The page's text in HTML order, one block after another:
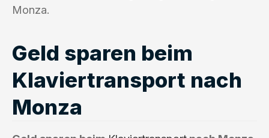
Monza.
Geld sparen beim
Klaviertransport nach
Monza